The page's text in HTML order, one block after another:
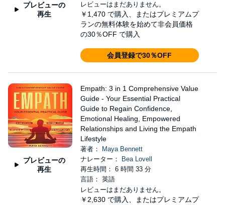
プレビューの
再生
レビューはまだありません。
￥1,470 で購入、またはプレミアムプ
ランの無料体験を始めて非会員価格
の30％OFF で購入
会員登録で30％OFF
プレビューの
再生
Empath: 3 in 1 Comprehensive Value
Guide - Your Essential Practical
Guide to Regain Confidence,
Emotional Healing, Empowered
Relationships and Living the Empath
Lifestyle
著者：
Maya Bennett
ナレーター：
Bea Lovell
再生時間： 6 時間 33 分
言語： 英語
レビューはまだありません。
￥2,630 で購入、またはプレミアムプ